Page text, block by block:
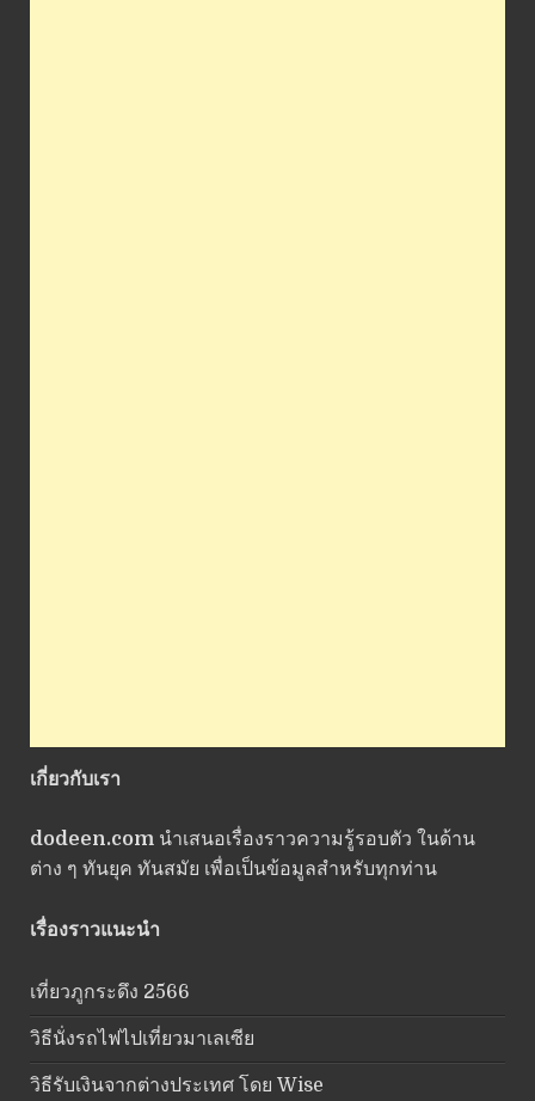
เกี่ยวกับเรา
dodeen.com นำเสนอเรื่องราวความรู้รอบตัว ในด้าน
ต่าง ๆ ทันยุค ทันสมัย เพื่อเป็นข้อมูลสำหรับทุกท่าน
เรื่องราวแนะนำ
เที่ยวภูกระดึง 2566
วิธีนั่งรถไฟไปเที่ยวมาเลเซีย
วิธีรับเงินจากต่างประเทศ โดย Wise